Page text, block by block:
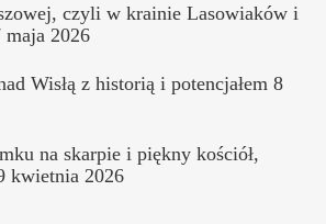
czyli w krainie Lasowiaków i
maja 2026
Wisłą z historią i potencjałem 8
na skarpie i piękny kościół,
kwietnia 2026